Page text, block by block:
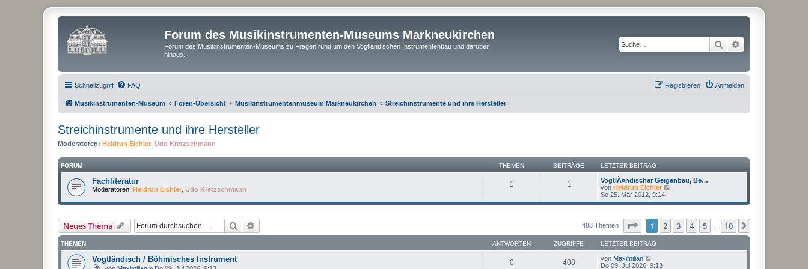
Forum des Musikinstrumenten-Museums Markneukirchen
Forum des Musikinstrumenten-Museums zu Fragen rund um den Vogtländischen Instrumentenbau und darüber
hinaus.
Suche
Schnellzugriff FAQ Anmelden
Registrieren
Musikinstrumenten-Museum Foren-Übersicht Musikinstrumentenmuseum Markneukirchen Streichinstrumente und ihre Hersteller
Streichinstrumente und ihre Hersteller
Moderatoren: Heidrun Eichler Udo Kretzschmann
FORUM THEMEN BEITRÄGE LETZTER BEITRAG
Fachliteratur
Moderatoren: Heidrun Eichler Udo Kretzschmann
1 1
VogtlÃ¤ndischer Geigenbau, Be…
von Heidrun Eichler
u
r
e
So 25. Mär 2012, 9:14
Neues Thema Suche 488 Themen Seite von10
1 2 3 4 5 10
THEMEN ANTWORTEN ZUGRIFFE LETZTER BEITRAG
Vogtländisch / Böhmisches Instrument 0 408 von Maximilian
Do 09. Jul 2026, 9:13